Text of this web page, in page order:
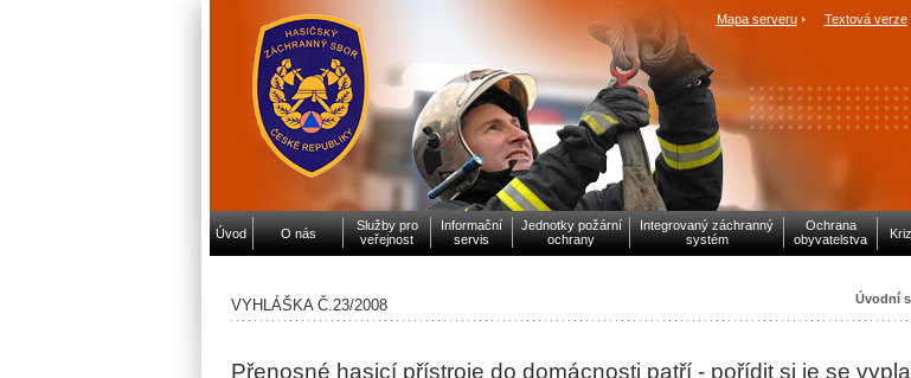
Mapa serveru Textová verze
Úvod O nás
Služby pro
veřejnost
Informační
servis
Jednotky požární
ochrany
Integrovaný záchranný
systém
Ochrana
obyvatelstva
Úvodní
VYHLÁŠKA Č.23/2008
Přenosné hasicí přístroje do domácnosti patří - pořídit si je se